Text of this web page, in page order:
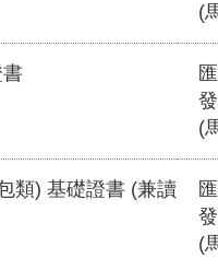
(
(
類) 基礎證書 (兼讀
(